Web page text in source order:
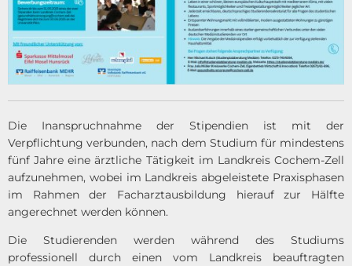
Die Inanspruchnahme der Stipendien ist mit der
Verpflichtung verbunden, nach dem Studium für mindestens
fünf Jahre eine ärztliche Tätigkeit im Landkreis Cochem-Zell
aufzunehmen, wobei im Landkreis abgeleistete Praxisphasen
im Rahmen der Facharztausbildung hierauf zur Hälfte
angerechnet werden können.
Die Studierenden werden während des Studiums
professionell durch einen vom Landkreis beauftragten